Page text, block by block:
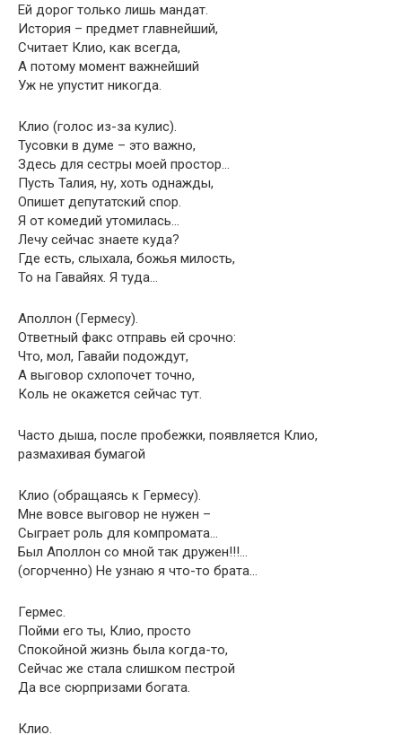
Ей дорог только лишь мандат.
История – предмет главнейший,
Считает Клио, как всегда,
А потому момент важнейший
Уж не упустит никогда.
Клио (голос из-за кулис).
Тусовки в думе – это важно,
Здесь для сестры моей простор…
Пусть Талия, ну, хоть однажды,
Опишет депутатский спор.
Я от комедий утомилась…
Лечу сейчас знаете куда?
Где есть, слыхала, божья милость,
То на Гавайях. Я туда…
Аполлон (Гермесу).
Ответный факс отправь ей срочно:
Что, мол, Гавайи подождут,
А выговор схлопочет точно,
Коль не окажется сейчас тут.
Часто дыша, после пробежки, появляется Клио,
размахивая бумагой
Клио (обращаясь к Гермесу).
Мне вовсе выговор не нужен –
Сыграет роль для компромата…
Был Аполлон со мной так дружен!!!…
(огорченно) Не узнаю я что-то брата…
Гермес.
Пойми его ты, Клио, просто
Спокойной жизнь была когда-то,
Сейчас же стала слишком пестрой
Да все сюрпризами богата.
Клио.